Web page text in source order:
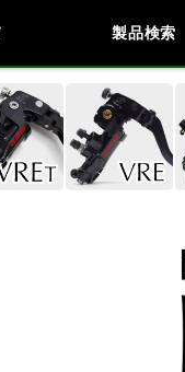
製品検索
ブランド内検索